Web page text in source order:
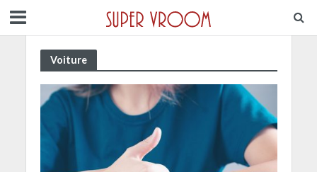
Voiture